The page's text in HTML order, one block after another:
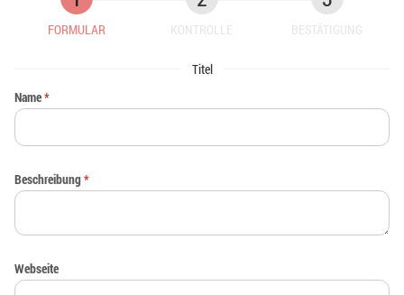
FORMULAR KONTROLLE BESTÄTIGUNG
Titel
Name*
Beschreibung*
Webseite